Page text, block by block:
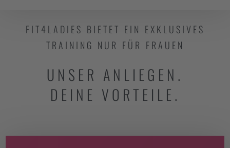
FIT4LADIES BIETET EIN EXKLUSIVES
TRAINING NUR FÜR FRAUEN
UNSER ANLIEGEN.
DEINE VORTEILE.